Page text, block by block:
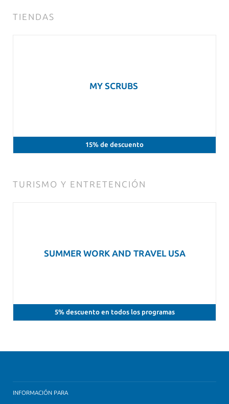
TIENDAS
MY SCRUBS
15% de descuento
TURISMO Y ENTRETENCIÓN
SUMMER WORK AND TRAVEL USA
5% descuento en todos los programas
INFORMACIÓN PARA